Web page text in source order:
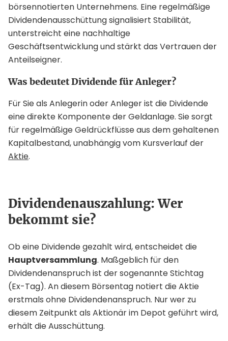
börsennotierten Unternehmens. Eine regelmäßige
Dividendenausschüttung signalisiert Stabilität,
unterstreicht eine nachhaltige
Geschäftsentwicklung und stärkt das Vertrauen der
Anteilseigner.
Was bedeutet Dividende für Anleger?
Für Sie als Anlegerin oder Anleger ist die Dividende
eine direkte Komponente der Geldanlage. Sie sorgt
für regelmäßige Geldrückflüsse aus dem gehaltenen
Kapitalbestand, unabhängig vom Kursverlauf der
Aktie.
Dividendenauszahlung: Wer
bekommt sie?
Ob eine Dividende gezahlt wird, entscheidet die
Hauptversammlung. Maßgeblich für den
Dividendenanspruch ist der sogenannte Stichtag
(Ex-Tag). An diesem Börsentag notiert die Aktie
erstmals ohne Dividendenanspruch. Nur wer zu
diesem Zeitpunkt als Aktionär im Depot geführt wird,
erhält die Ausschüttung.